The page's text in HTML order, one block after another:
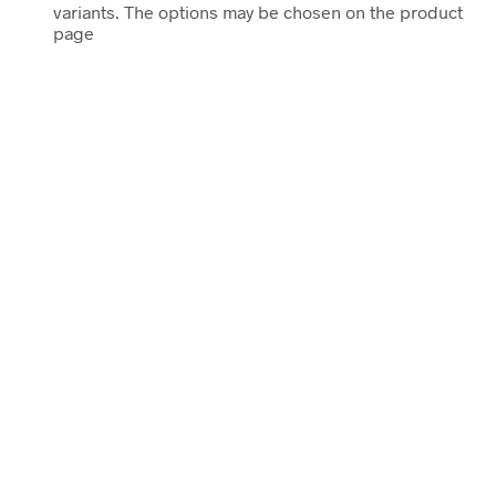
variants. The options may be chosen on the product
page